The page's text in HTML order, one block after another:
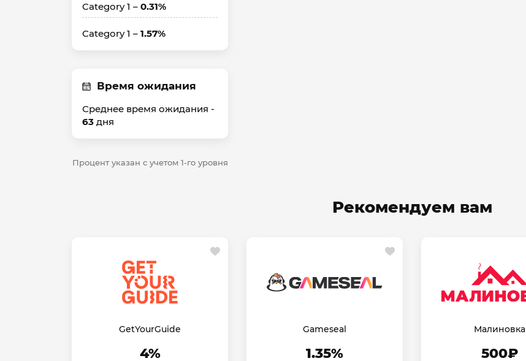
Category 1 – 0.31%
Category 1 – 1.57%
Время ожидания
Среднее время ожидания -
63 дня
Процент указан с учетом 1-го уровня
Рекомендуем вам
GetYourGuide
4%
Gameseal
1.35%
Малиновка
500₽